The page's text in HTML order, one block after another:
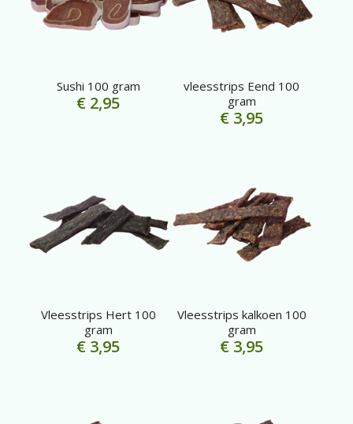
Sushi 100 gram
€ 2,95
vleesstrips Eend 100
gram
€ 3,95
Vleesstrips Hert 100
gram
€ 3,95
Vleesstrips kalkoen 100
gram
€ 3,95